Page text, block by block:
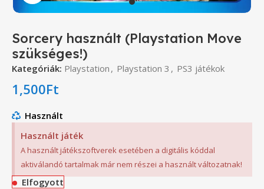
Sorcery használt (Playstation Move
szükséges!)
Kategóriák: Playstation , Playstation 3 , PS3 játékok
1,500Ft
Használt
Használt játék
A használt játékszoftverek esetében a digitális kóddal
aktiválandó tartalmak már nem részei a használt változatnak!
Elfogyott